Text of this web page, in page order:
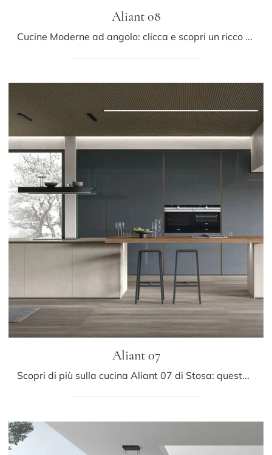
Aliant 08
Cucine Moderne ad angolo: clicca e scopri un ricco catalogo di soluzioni del brand Stosa, tra cui il modello Aliant 08.
Aliant 07
Scopri di più sulla cucina Aliant 07 di Stosa: questa soluzione in vetro sarà l'acquisto ideale per te!